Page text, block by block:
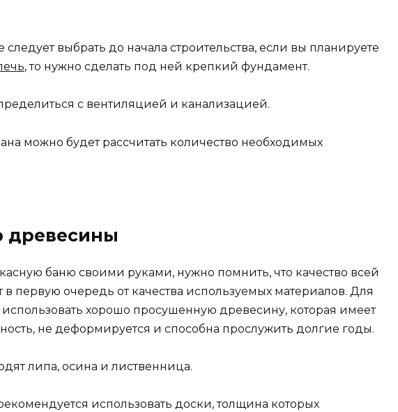
следует выбрать до начала строительства, если вы планируете
, то нужно сделать под ней крепкий фундамент.
с вентиляцией и канализацией.
можно будет рассчитать количество необходимых
древесины
баню своими руками, нужно помнить, что качество всей
в первую очередь от качества используемых материалов. Для
использовать хорошо просушенную древесину, которая имеет
не деформируется и способна прослужить долгие годы.
липа, осина и лиственница.
использовать доски, толщина которых